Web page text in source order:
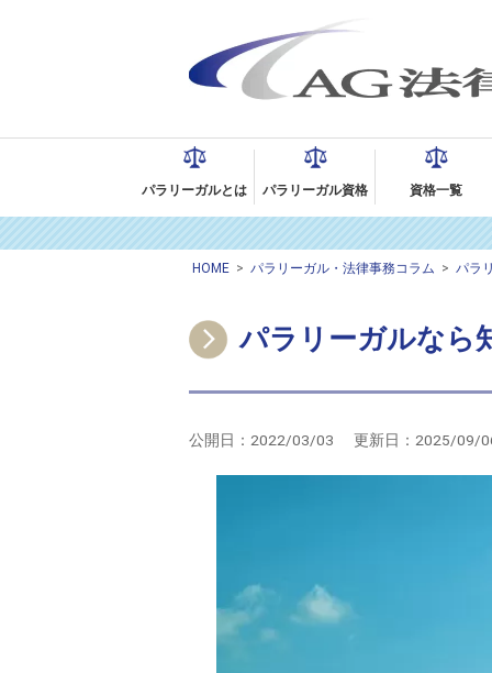
パラリーガルとは パラリーガル資格 資格一覧
HOME > パラリーガル・法律事務コラム > パラ
パラリーガルなら
公開日： 2022/03/03 更新日： 2025/09/